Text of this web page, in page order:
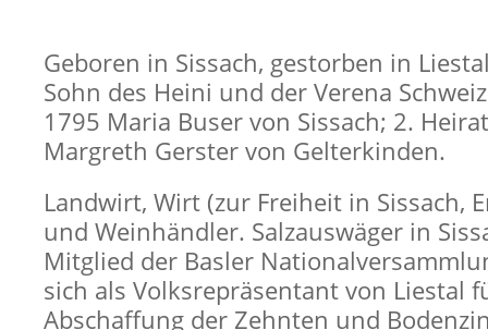
Geboren in Sissach, gestorben in
Sohn des Heini und der Verena
1795 Maria Buser von Sissach; 2.
Margreth Gerster von Gelterkinden.
Landwirt, Wirt (zur Freiheit in Sissach,
und Weinhändler. Salzauswäger in
Mitglied der Basler
sich als Volksrepräsentant von Liestal
Abschaffung der Zehnten und